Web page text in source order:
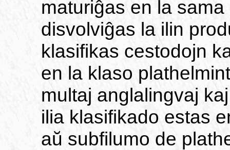
maturiĝas en la
disvolviĝas la ilin
klasifikas cestodojn
en la klaso
multaj anglalingvaj
ilia klasifikado estas
aŭ subfilumo de